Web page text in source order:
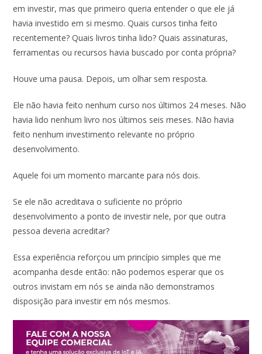
em investir, mas que primeiro queria entender o que ele já
havia investido em si mesmo. Quais cursos tinha feito
recentemente? Quais livros tinha lido? Quais assinaturas,
ferramentas ou recursos havia buscado por conta própria?
Houve uma pausa. Depois, um olhar sem resposta.
Ele não havia feito nenhum curso nos últimos 24 meses. Não
havia lido nenhum livro nos últimos seis meses. Não havia
feito nenhum investimento relevante no próprio
desenvolvimento.
Aquele foi um momento marcante para nós dois.
Se ele não acreditava o suficiente no próprio
desenvolvimento a ponto de investir nele, por que outra
pessoa deveria acreditar?
Essa experiência reforçou um princípio simples que me
acompanha desde então: não podemos esperar que os
outros invistam em nós se ainda não demonstramos
disposição para investir em nós mesmos.